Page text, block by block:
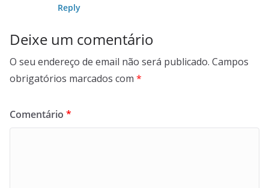
Reply
Deixe um comentário
O seu endereço de email não será publicado. Campos
obrigatórios marcados com *
Comentário *